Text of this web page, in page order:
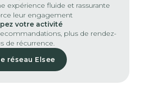
expérience fluide et rassurante
leur engagement
votre activité
plus de rendez-
de récurrence.
réseau Elsee